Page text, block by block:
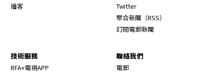
播客
Twitter
聚合新聞（RSS）
訂閱電郵新聞
技術服務
RFA+電視APP
聯絡我們
電郵